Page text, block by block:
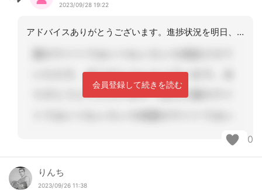
2023/09/28 19:22
アドバイスありがとうございます。進捗状況を明日、投稿しますね。
会員登録して続きを読む
0
りんち
2023/09/26 11:38